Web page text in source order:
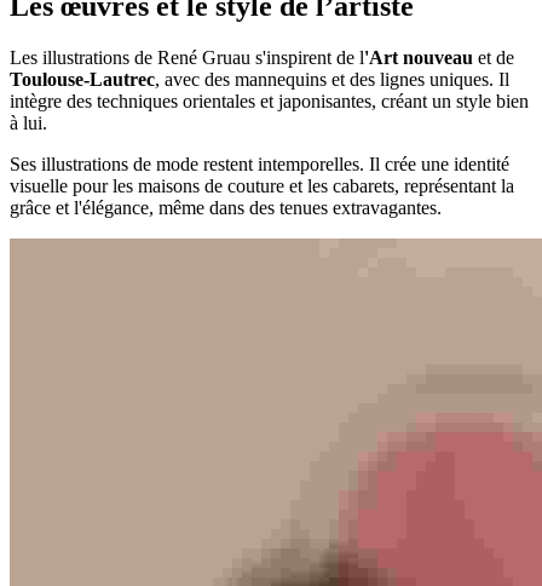
Les illustrations de René Gruau s'inspirent de l'Art nouveau et de
Toulouse-Lautrec, avec des mannequins et des lignes uniques. Il
intègre des techniques orientales et japonisantes, créant un style bien
à lui.
Ses illustrations de mode restent intemporelles. Il crée une identité
visuelle pour les maisons de couture et les cabarets, représentant la
grâce et l'élégance, même dans des tenues extravagantes.